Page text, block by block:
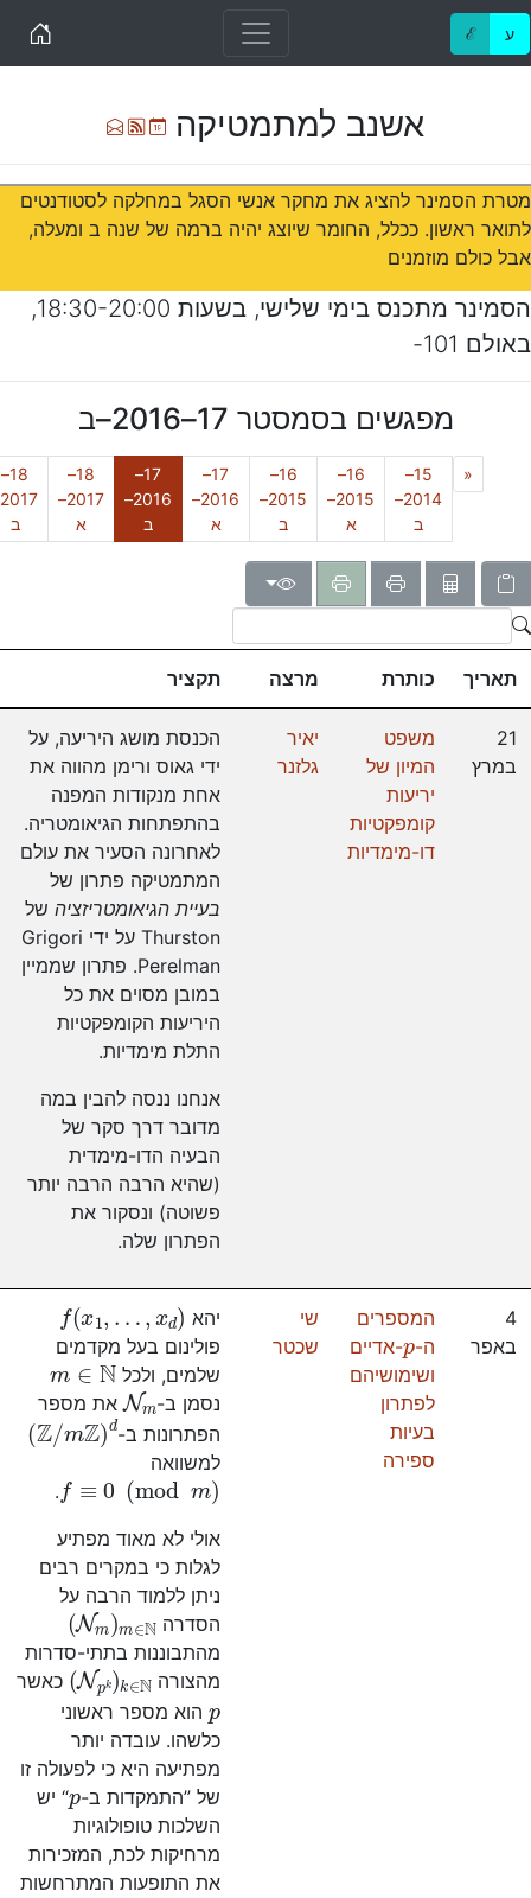
Home ℰ ע
אשנב למתמטיקה Ical
מטרת הסמינר להציג את מחקר אנשי הסגל במחלקה לסטודנטים
לתואר ראשון. ככלל, החומר שיוצג יהיה ברמה של שנה ב ומעלה,
אבל כולם מוזמנים
הסמינר מתכנס בימי שלישי, בשעות 18:30-20:00
,
באולם 101-
מפגשים בסמסטר 17–2016–ב
«
Previous
15–
2014–
ב
16–
2015–
א
16–
2015–
ב
17–
2016–
א
17–
2016–
ב(נוכחי)
18–
2017–
א
18–
ב
תאריך כותרת מרצה תקציר
21
במרץ
משפט
המיון של
יריעות
קומפקטיות
דו-מימדיות
יאיר
גלזנר
הכנסת מושג היריעה, על
ידי גאוס ורימן מהווה את
אחת מנקודות המפנה
בהתפתחות הגיאומטריה.
לאחרונה הסעיר את עולם
המתמטיקה פתרון של
בעיית הגיאומטריזציה של
Thurston על ידי Grigori
Perelman. פתרון שממיין
במובן מסוים את כל
היריעות הקומפקטיות
התלת מימדיות.
אנחנו ננסה להבין במה
מדובר דרך סקר של
הבעיה הדו-מימדית
(שהיא הרבה הרבה יותר
פשוטה) ונסקור את
הפתרון שלה.
4
באפר
המספרים
ה-p-אדיים
ושימושיהם
לפתרון
בעיות
ספירה
שי
שכטר
יהא f(x
פולינום בעל מקדמים
שלמים, ולכל
m ∈ N
נסמן ב- Nm
את מספר
הפתרונות ב-(
Z mZ
)
d
למשוואה f≡ modm)
.
אולי לא מאוד מפתיע
לגלות כי במקרים רבים
ניתן ללמוד הרבה על
הסדרה
(
Nm
)
m∈N
מהתבוננות בתתי-סדרות
מהצורה
(
Npk
)
k ∈N כאשר
pהוא מספר ראשוני
כלשהו. עובדה יותר
מפתיעה היא כי לפעולה זו
של ”התמקדות ב-p“ יש
השלכות טופולוגיות
מרחיקות לכת, המזכירות
את התופעות המתרחשות